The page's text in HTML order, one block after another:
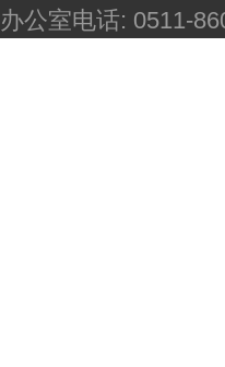
办公室电话: 0511-